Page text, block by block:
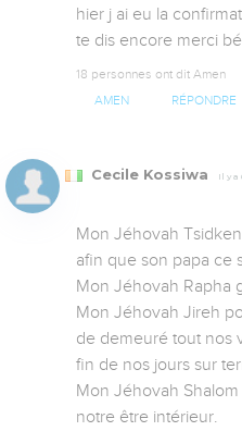
hier j ai eu la
te dis encore merci
18 personnes ont dit Amen
AMEN RÉPONDRE
Cecile Kossiwa Il y a
Mon Jéhovah
afin que son papa ce
Mon Jéhovah Rapha
Mon Jéhovah Jireh
de demeuré tout nos
fin de nos jours sur
Mon Jéhovah
notre être intérieur.